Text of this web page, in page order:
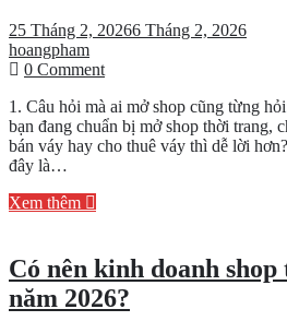
25 Tháng 2, 20266 Tháng 2, 2026
hoangpham
0 Commenton
váy
hay
cho
dễ
sống
hơn
1. Câu hỏi mà ai mở shop cũng từng
bạn đang chuẩn bị mở shop thời trang,
bán váy hay cho thuê váy thì dễ lời
đây là…
Xem thêm
Có nên kinh doanh
năm 2026?